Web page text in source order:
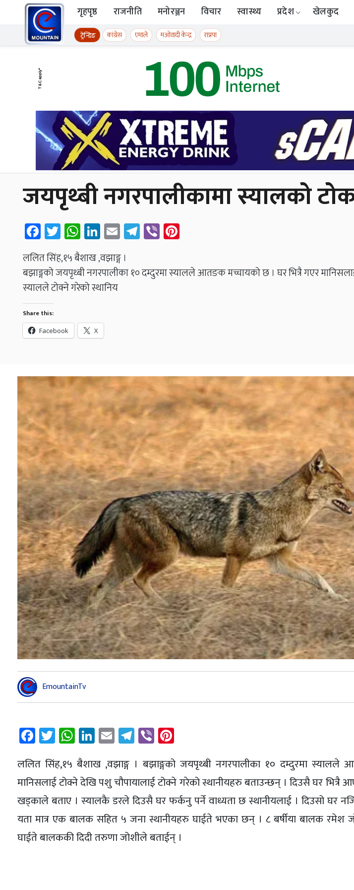
Skip to content
ईमाउण्टेन समाचार
गृहपृष्ठ राजनीति मनोरञ्जन विचार स्वास्थ्य प्रदेश खेलकुद
ट्रेन्डिङ कांग्रेस एमाले मओवादी केन्द्र राप्रपा
जयपृथ्बी नगरपालीकामा स्यालको
Facebook
Twitter
WhatsApp
LinkedIn
EmailTelegram
Viber
ललित सिंह,१५ बैशाख ,वझाङ्ग ।
बझाङ्गको जयपृथ्बी नगरपालीका १० दम्दुरमा स्यालले आतङक मच्चायको छ । घर भित्रै गएर
स्यालले टोक्ने गरेको स्थानिय
Share this:
Facebook X
EmountainTv
Facebook
Twitter
WhatsApp
LinkedIn
EmailTelegram
ViberPinterest
ललित सिंह,१५ बैशाख ,वझाङ्ग । बझाङ्गको जयपृथ्बी नगरपालीका १० दम्दुरमा
मानिसलाई टोक्ने देखि पशु चौपायालाई टोक्ने गरेको स्थानीयहरु बताउन्छन् । दिउसै घर
खड्काले बताए । स्यालकै डरले दिउसै घर फर्कनु पर्ने वाध्यता छ स्थानीयलाई । दिउसो घर
यता मात्र एक बालक सहित ५ जना स्थानीयहरु घाईते भएका छन् । ८ बर्षीया बालक रमेश
घाईते बालककी दिदी तरुणा जोशीले बताईन् ।